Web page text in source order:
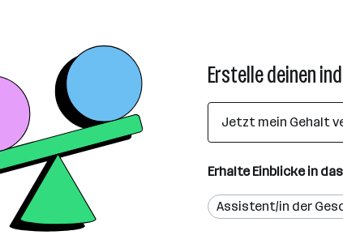
Erstelle deinen
Jetzt mein Gehalt
Erhalte Einblicke in
Assistent/in der